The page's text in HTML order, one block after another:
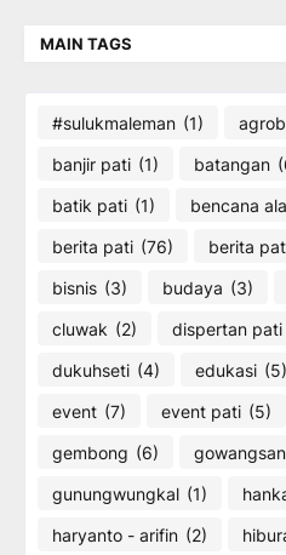
MAIN TAGS
#sulukmaleman (1)
banjir pati (1) batangan
batik pati (1) bencana
berita pati (76) berita
bisnis (3) budaya (3)
cluwak (2) dispertan pati
dukuhseti (4) edukasi (5)
event (7) event pati (5)
gembong (6) gowangsan
gunungwungkal (1)
haryanto - arifin (2)